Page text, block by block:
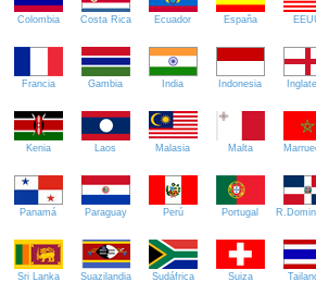
Colombia Costa Rica Ecuador España
Francia Gambia India Indonesia
Kenia Laos Malasia Malta
Panamá Paraguay Perú Portugal
Sri Lanka Suazilandia Sudáfrica Suiza